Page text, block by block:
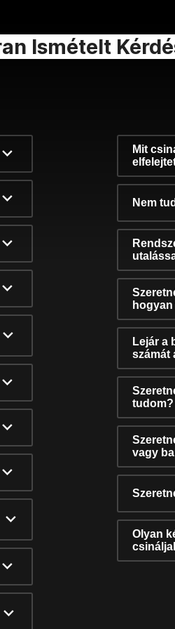
Ismételt
Mit
Nem
Lejár a
számát
tudom?
vagy
Olyan